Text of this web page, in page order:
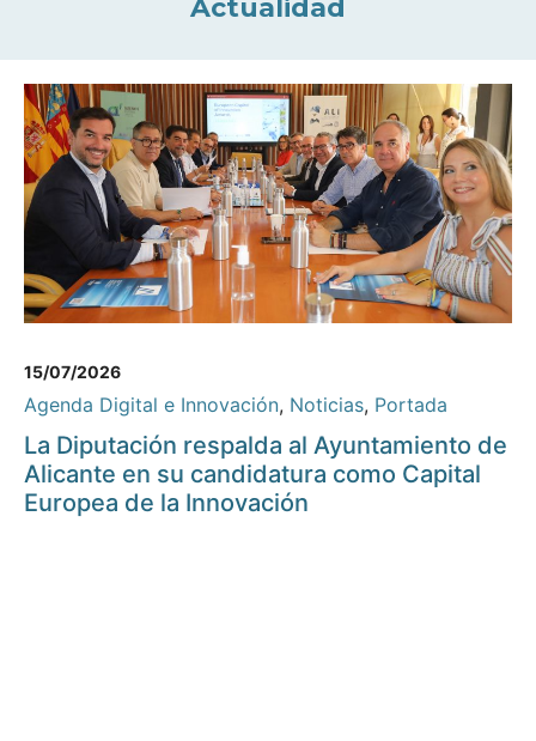
Actualidad
15/07/2026
Agenda Digital e Innovación, Noticias, Portada
La Diputación respalda al Ayuntamiento de
Alicante en su candidatura como Capital
Europea de la Innovación